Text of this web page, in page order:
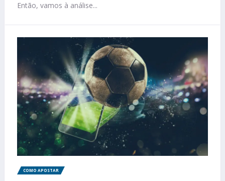
Então, vamos à análise...
COMO APOSTAR